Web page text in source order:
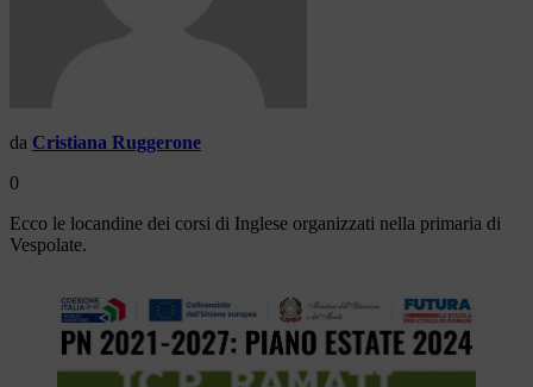
da Cristiana Ruggerone
0
Ecco le locandine dei corsi di Inglese organizzati nella primaria di
Vespolate.